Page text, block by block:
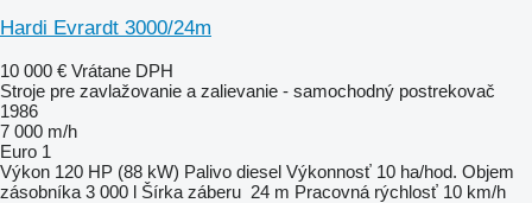
Hardi Evrardt 3000/24m
10 000 € Vrátane DPH
Stroje pre zavlažovanie a zalievanie - samochodný postrekovač
1986
7 000 m/h
Euro 1
Výkon 120 HP (88 kW) Palivo diesel Výkonnosť 10 ha/hod. Objem
zásobníka 3 000 l Šírka záberu 24 m Pracovná rýchlosť 10 km/h